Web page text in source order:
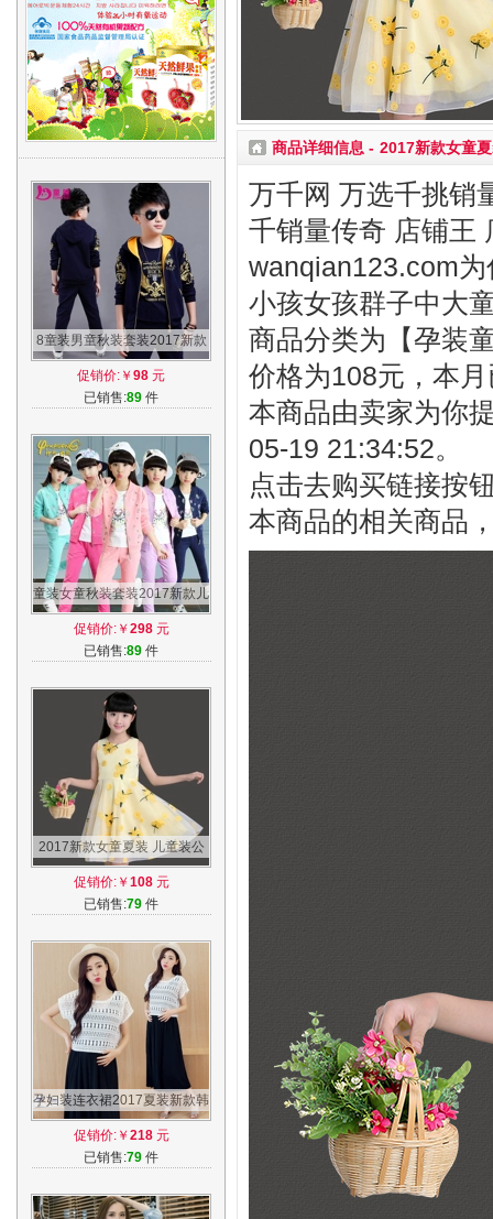
8童装男童秋装套装2017新款
7中大童9儿童10运动15春秋
12岁男孩6夏
促销价:￥ 98 元
已销售:89 件
童装女童秋装套装2017新款儿
童洋气三件套小女孩时髦运动
大童衣服
促销价:￥ 298元
已销售:89 件
2017新款女童夏装 儿童装公
主连衣裙 小孩女孩群子中大童
背带裙子
促销价:￥ 108元
已销售:79 件
孕妇装连衣裙2017夏装新款韩
版时尚孕妇长裙外出哺乳两件
套裙子
促销价:￥ 218元
已销售:79 件
商品详细信息 - 2017新款女童
万千网 万选千挑销
千销量传奇 店铺王
wanqian123.com
小孩女孩群子中大
商品分类为【孕装
价格为108元，本
本商品由卖家为你
05-19 21:34:52。
点击去购买链接按
本商品的相关商品